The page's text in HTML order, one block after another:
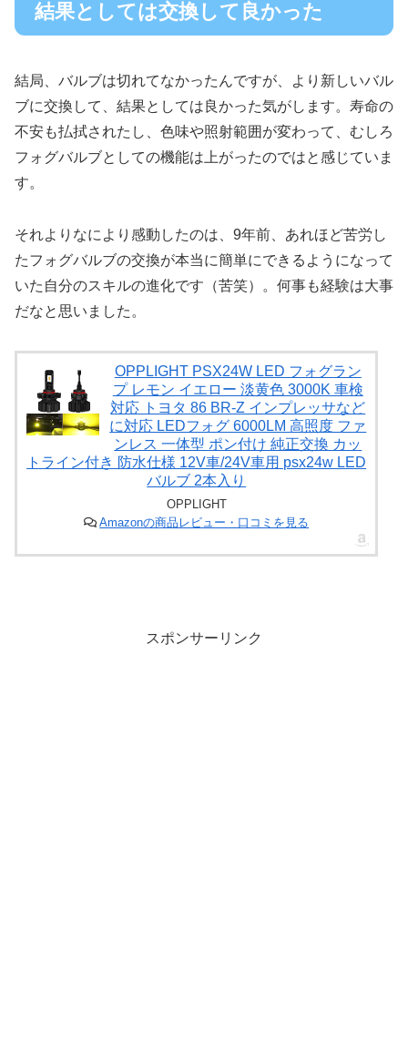
結果としては交換して良かった
結局、バルブは切れてなかったんですが、より新しいバル
ブに交換して、結果としては良かった気がします。寿命の
不安も払拭されたし、色味や照射範囲が変わって、むしろ
フォグバルブとしての機能は上がったのではと感じていま
す。
それよりなにより感動したのは、9年前、あれほど苦労し
たフォグバルブの交換が本当に簡単にできるようになって
いた自分のスキルの進化です（苦笑）。何事も経験は大事
だなと思いました。
OPPLIGHT PSX24W LED フォグラン
プ レモン イエロー 淡黄色 3000K 車検
対応 トヨタ 86 BR-Z インプレッサなど
に対応 LEDフォグ 6000LM 高照度 ファ
ンレス 一体型 ポン付け 純正交換 カッ
トライン付き 防水仕様 12V車/24V車用 psx24w LED
バルブ 2本入り
OPPLIGHT
Amazonの商品レビュー・口コミを見る
スポンサーリンク